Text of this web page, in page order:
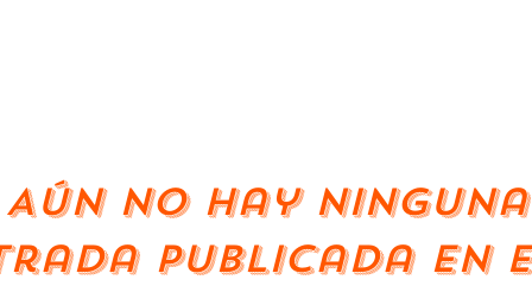
Aún no hay ninguna
publicada en